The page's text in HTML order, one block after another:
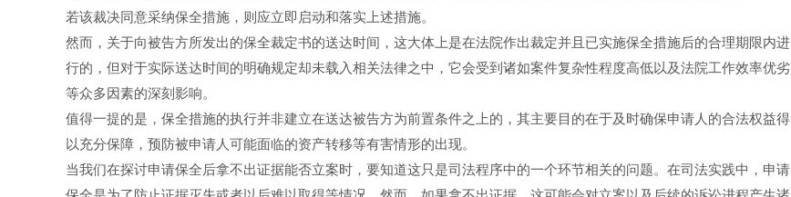
若该裁决同意采纳保全措施，则应立即启动和落实上述措施。
然而，关于向被告方所发出的保全裁定书的送达时间，这大体上是在法院作出裁定并且已实施保全措施后的合理期限内进
行的，但对于实际送达时间的明确规定却未载入相关法律之中，它会受到诸如案件复杂性程度高低以及法院工作效率优劣
等众多因素的深刻影响。
值得一提的是，保全措施的执行并非建立在送达被告方为前置条件之上的，其主要目的在于及时确保申请人的合法权益得
以充分保障，预防被申请人可能面临的资产转移等有害情形的出现。
当我们在探讨申请保全后拿不出证据能否立案时，要知道这只是司法程序中的一个环节相关的问题。在司法实践中，申请